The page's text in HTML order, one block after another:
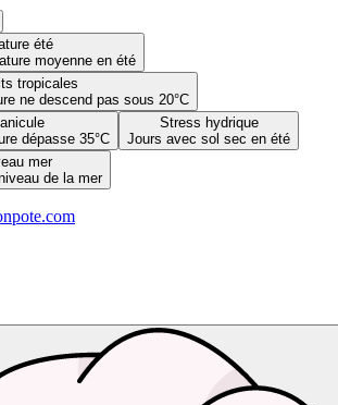
été
moyenne en été
tropicales
ne descend pas sous 20°C
dépasse 35°C
Stress hydrique
Jours avec sol sec en été
mer
de la mer